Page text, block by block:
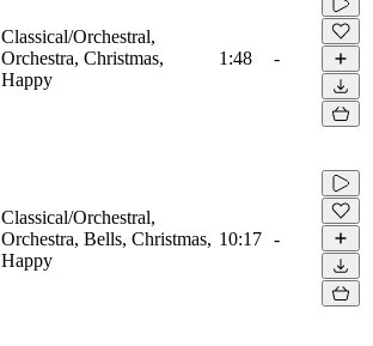
Classical/Orchestral,
Orchestra, Christmas,
Happy
1:48 -
Classical/Orchestral,
Orchestra, Bells, Christmas,
Happy
10:17 -